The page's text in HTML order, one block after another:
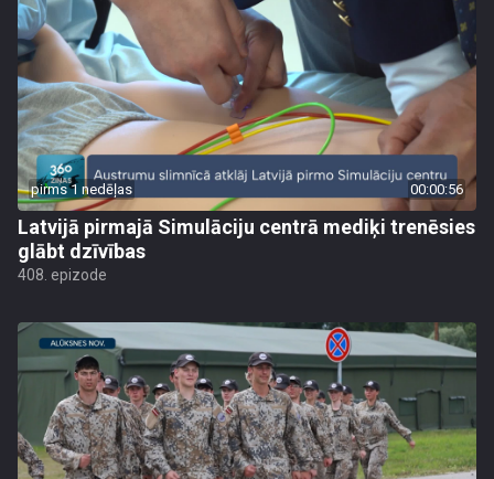
pirms 1 nedēļas 00:00:56
Latvijā pirmajā Simulāciju centrā mediķi trenēsies
glābt dzīvības
408. epizode